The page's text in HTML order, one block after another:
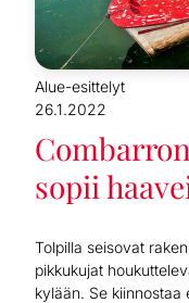
Alue-esittelyt
26.1.2022
sopii
Tolpilla seisovat
pikkukujat
kylään. Se kiinnostaa